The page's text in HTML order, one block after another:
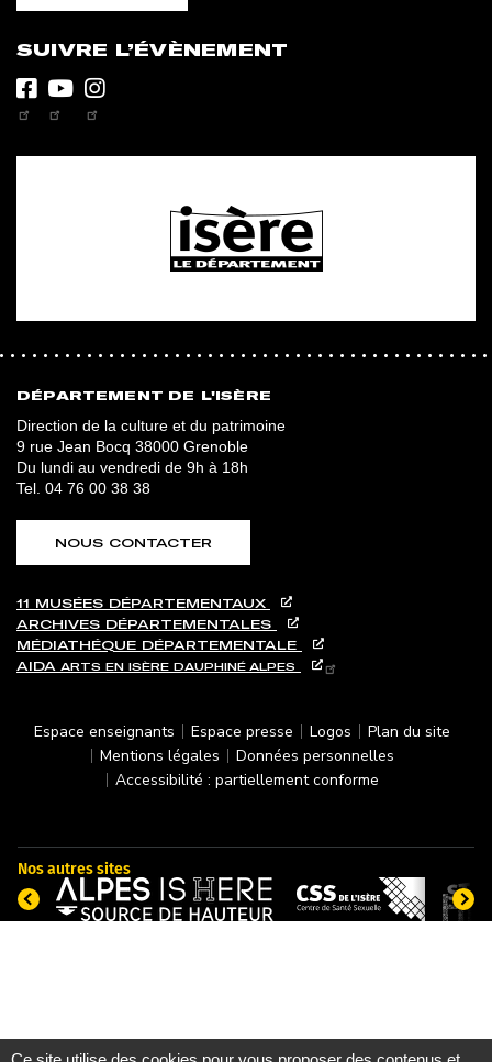
SUIVRE L’ÉVÈNEMENT
Facebook
YoutubeInstagram
DÉPARTEMENT DE L'ISÈRE
Direction de la culture et du patrimoine
9 rue Jean Bocq 38000 Grenoble
Du lundi au vendredi de 9h à 18h
Tel. 04 76 00 38 38
NOUS CONTACTER
11 MUSÉES DÉPARTEMENTAUX
ARCHIVES DÉPARTEMENTALES
MÉDIATHÉQUE DÉPARTEMENTALE
AIDA ARTS EN ISÈRE DAUPHINÉ ALPES
PIED DE PAGE
Espace enseignants Espace presse Logos
Plan du site
Mentions légales
Données personnelles
Accessibilité : partiellement conforme
Nos autres sites